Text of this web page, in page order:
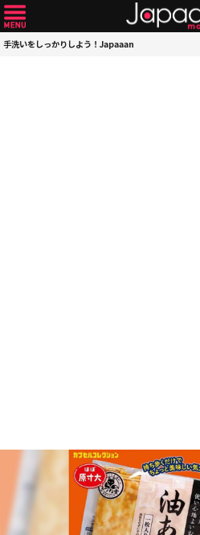
手洗いをしっかりしよう！Japaaan